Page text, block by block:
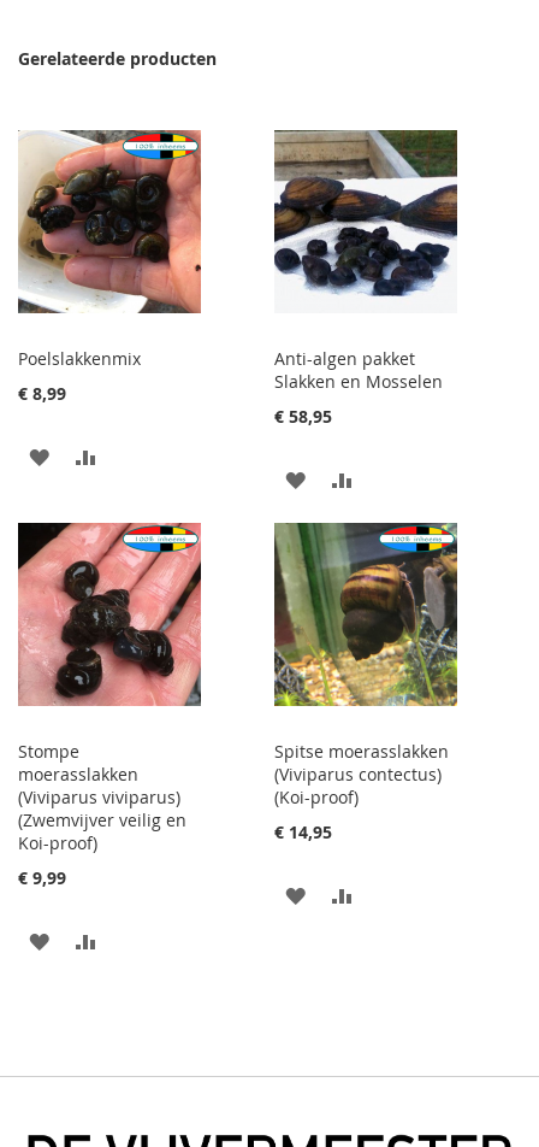
Gerelateerde producten
Poelslakkenmix
€ 8,99
VOEG
AAN
VERLANGLIJST
TE
VERGELIJKEN
Anti-algen pakket
Slakken en Mosselen
€ 58,95
VOEG
TOE
AAN
VERLANGLIJST
OM
TE
VERGELIJKEN
Stompe
moerasslakken
(Viviparus viviparus)
(Zwemvijver veilig en
Koi-proof)
€ 9,99
VOEG
Spitse moerasslakken
(Viviparus contectus)
(Koi-proof)
€ 14,95
VOEG